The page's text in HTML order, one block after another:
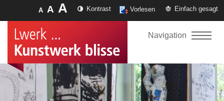
Einfach gesagt
Vorlesen
Kontrast
A A A
Navigation